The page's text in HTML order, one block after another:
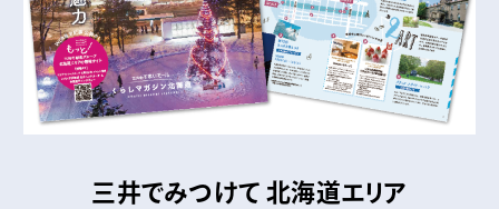
三井でみつけて 北海道エリア